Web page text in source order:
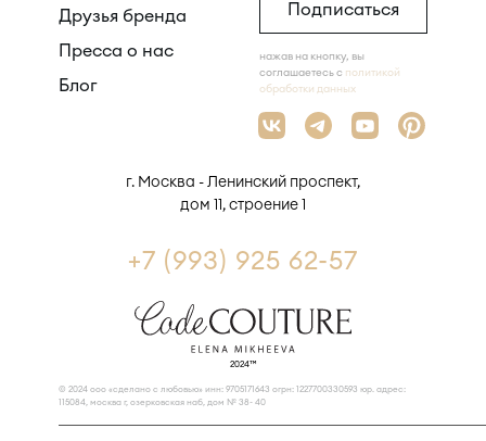
© 2024 ооо «сделано с любовью» инн: 9705171643 огрн: 1227700330593 юр. адрес:
115084, москва г, озерковская наб, дом № 38- 40
Друзья бренда
Пресса о нас
Блог
Подписаться
2024™
нажав на кнопку, вы
соглашаетесь с политикой
обработки данных
г. Москва - Ленинский проспект,
дом 11, строение 1
+7 (993) 925 62-57